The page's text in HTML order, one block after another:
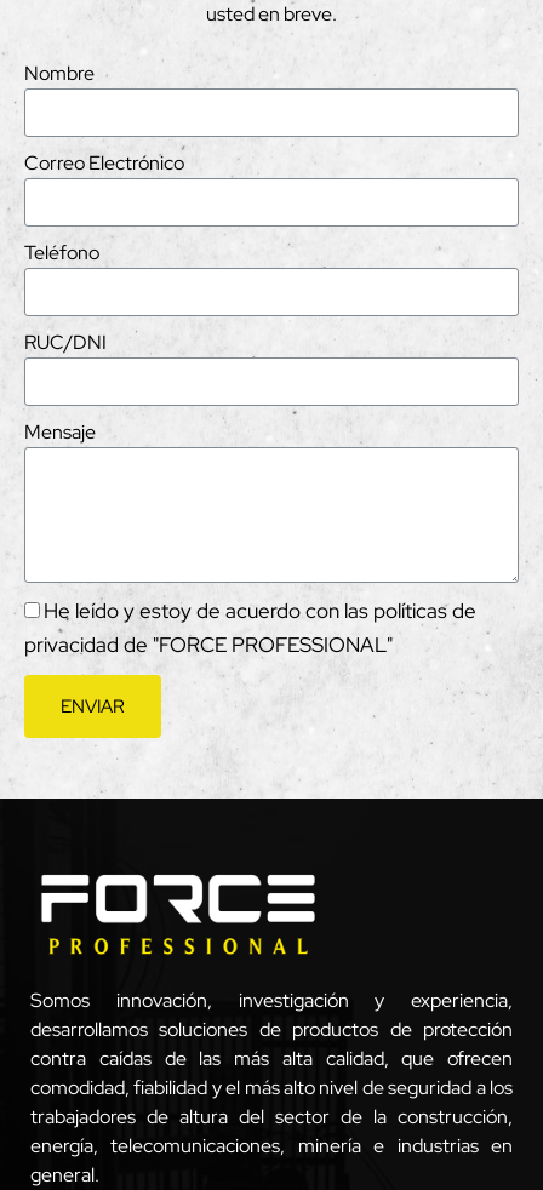
usted en breve.
Nombre
Correo Electrónico
Teléfono
RUC/DNI
Mensaje
He leído y estoy de acuerdo con las políticas de
privacidad de "FORCE PROFESSIONAL"
ENVIAR
Somos innovación, investigación y experiencia,
desarrollamos soluciones de productos de protección
contra caídas de las más alta calidad, que ofrecen
comodidad, fiabilidad y el más alto nivel de seguridad a los
trabajadores de altura del sector de la construcción,
energía, telecomunicaciones, minería e industrias en
general.